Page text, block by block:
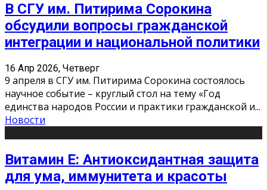
В СГУ им. Питирима Сорокина
обсудили вопросы гражданской
интеграции и национальной политики
16 Апр 2026, Четверг
9 апреля в СГУ им. Питирима Сорокина состоялось
научное событие – круглый стол на тему «Год
единства народов России и практики гражданской и...
Новости
Витамин Е: Антиоксидантная защита
для ума, иммунитета и красоты